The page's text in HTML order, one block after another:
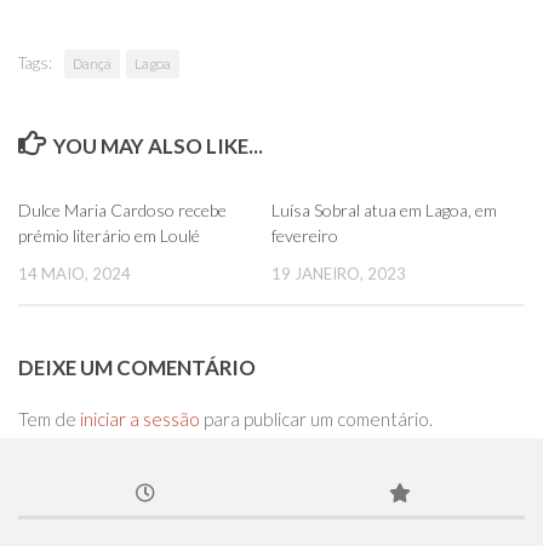
Tags: Dança Lagoa
YOU MAY ALSO LIKE...
Dulce Maria Cardoso recebe
prémio literário em Loulé
14 MAIO, 2024
Luísa Sobral atua em Lagoa, em
fevereiro
19 JANEIRO, 2023
DEIXE UM COMENTÁRIO
Tem de iniciar a sessão para publicar um comentário.